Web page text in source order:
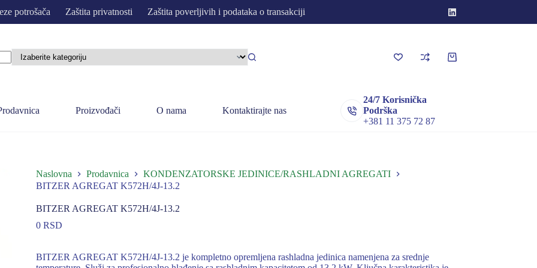
potrošača Zaštita privatnosti Zaštita poverljivih i podataka o transakciji
Korpa
Proizvođači O nama Kontaktirajte nas
24/7 Korisnička
Podrška
+381 11 375 72 87
Naslovna Prodavnica
KONDENZATORSKE JEDINICE/RASHLADNI AGREGATI
BITZER AGREGAT K572H/4J-13.2
BITZER AGREGAT K572H/4J-13.2
0 RSD
BITZER AGREGAT K572H/4J-13.2 je kompletno opremljena rashladna jedinica namenjena za srednje